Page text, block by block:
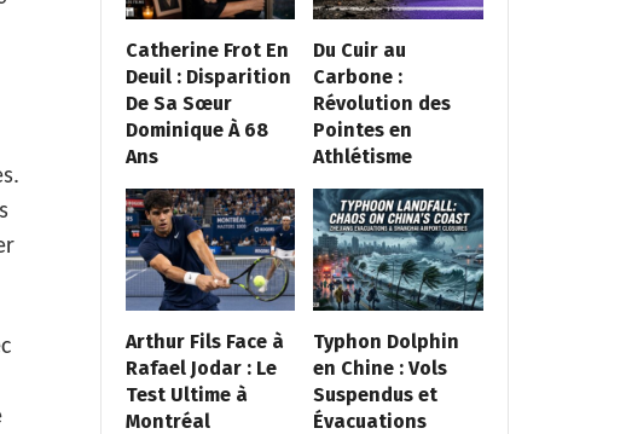
Catherine Frot En
Deuil : Disparition
De Sa Sœur
Dominique À 68
Ans
Du Cuir au
Carbone :
Révolution des
Pointes en
Athlétisme
Arthur Fils Face à
Rafael Jodar : Le
Test Ultime à
Montréal
Typhon Dolphin
en Chine : Vols
Suspendus et
Évacuations